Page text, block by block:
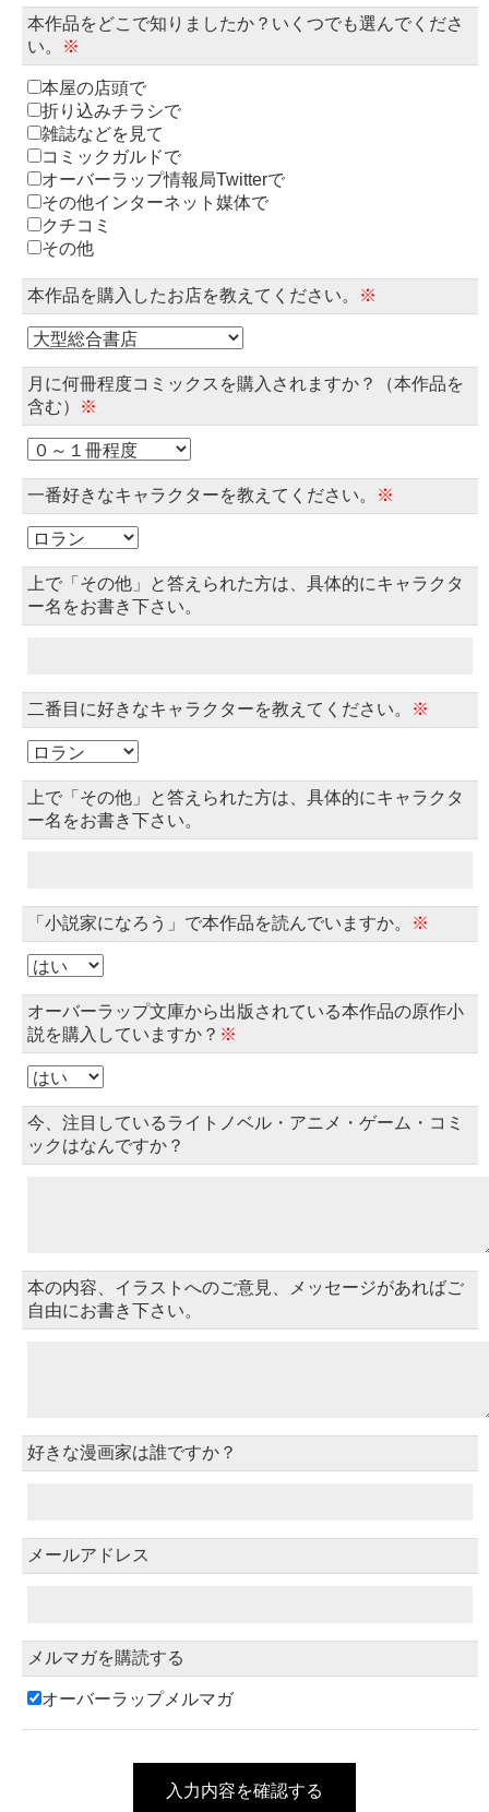
本作品をどこで知りましたか？いくつでも選んでくださ
い。
※
本屋の店頭で
折り込みチラシで
雑誌などを見て
コミックガルドで
オーバーラップ情報局Twitterで
その他インターネット媒体で
クチコミ
その他
本作品を購入したお店を教えてください。 ※
月に何冊程度コミックスを購入されますか？（本作品を
含む）
※
一番好きなキャラクターを教えてください。 ※
上で「その他」と答えられた方は、具体的にキャラクタ
ー名をお書き下さい。
二番目に好きなキャラクターを教えてください。 ※
上で「その他」と答えられた方は、具体的にキャラクタ
ー名をお書き下さい。
「小説家になろう」で本作品を読んでいますか。 ※
オーバーラップ文庫から出版されている本作品の原作小
説を購入していますか？ ※
今、注目しているライトノベル・アニメ・ゲーム・コミ
ックはなんですか？
本の内容、イラストへのご意見、メッセージがあればご
自由にお書き下さい。
好きな漫画家は誰ですか？
メールアドレス
メルマガを購読する
オーバーラップメルマガ
入力内容を確認する